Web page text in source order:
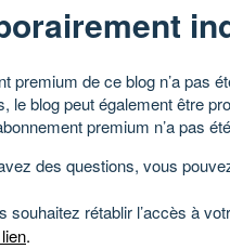
premium de ce blog n’a pas
le blog peut également être
premium n’a pas
des questions, vous
souhaitez rétablir l’accès à
.